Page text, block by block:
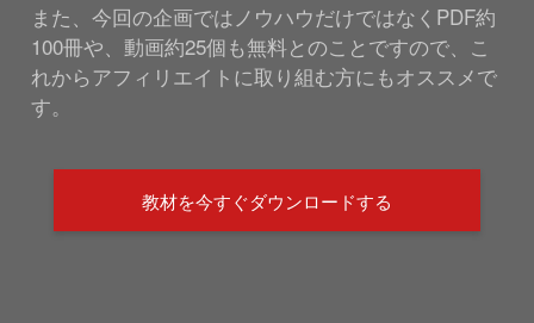
また、今回の企画ではノウハウだけではなくPDF約
100冊や、動画約25個も無料とのことですので、こ
れからアフィリエイトに取り組む方にもオススメで
す。
教材を今すぐダウンロードする